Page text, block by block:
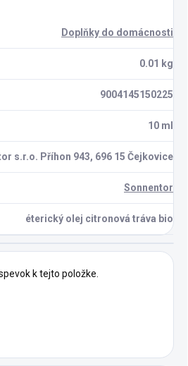
Doplňky do domácnosti
0.01 kg
9004145150225
10 ml
s.r.o. Příhon 943, 696 15 Čejkovice
Sonnentor
éterický olej citronová tráva bio
k tejto položke.